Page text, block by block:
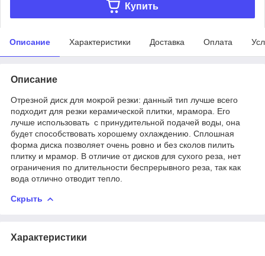
Купить
Описание Характеристики Доставка Оплата
Описание
Отрезной диск для мокрой резки: данный тип лучше всего
подходит для резки керамической плитки, мрамора. Его
лучше использовать с принудительной подачей воды, она
будет способствовать хорошему охлаждению. Сплошная
форма диска позволяет очень ровно и без сколов пилить
плитку и мрамор. В отличие от дисков для сухого реза, нет
ограничения по длительности беспрерывного реза, так как
вода отлично отводит тепло.
Скрыть
Характеристики